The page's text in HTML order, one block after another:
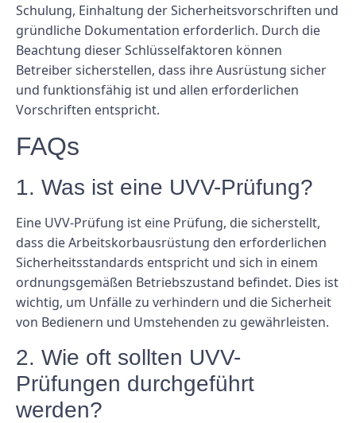
Schulung, Einhaltung der Sicherheitsvorschriften und
gründliche Dokumentation erforderlich. Durch die
Beachtung dieser Schlüsselfaktoren können
Betreiber sicherstellen, dass ihre Ausrüstung sicher
und funktionsfähig ist und allen erforderlichen
Vorschriften entspricht.
FAQs
1. Was ist eine UVV-Prüfung?
Eine UVV-Prüfung ist eine Prüfung, die sicherstellt,
dass die Arbeitskorbausrüstung den erforderlichen
Sicherheitsstandards entspricht und sich in einem
ordnungsgemäßen Betriebszustand befindet. Dies ist
wichtig, um Unfälle zu verhindern und die Sicherheit
von Bedienern und Umstehenden zu gewährleisten.
2. Wie oft sollten UVV-
Prüfungen durchgeführt
werden?